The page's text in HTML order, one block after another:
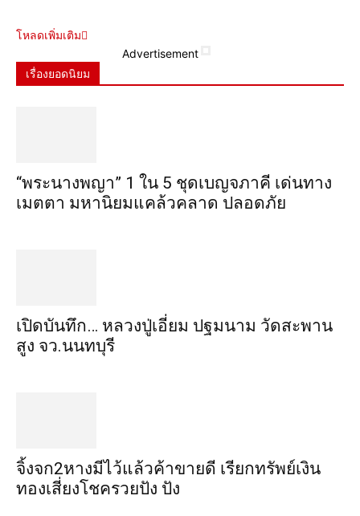
โหลดเพิ่มเติม
Advertisement
เรื่องยอดนิยม
“พระ​นาง​พญา” 1 ใน 5​ ชุดเบญจ​ภาคี​ เด่นทาง
เมตตา​ มหา​นิยม​แคล้วคลาด​ ปลอดภัย​
เปิดบันทึก… หลวงปู่เอี่ยม ​ปฐม​นาม​ วัดสะพาน
สูง​ จว.นนทบุรี
จิ้งจก​2​หาง​มีไว้แล้ว​ค้าขาย​ดี​ เรียก​ทรัพย์เงิน
ทอง​เสี่ยงโชค​รวยปัง​ ปัง​